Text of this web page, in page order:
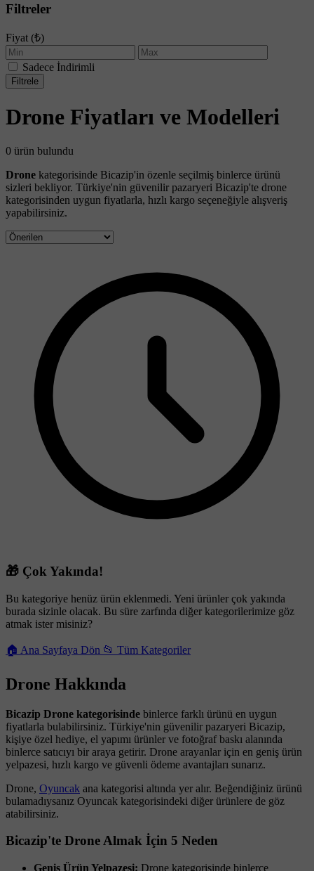
Filtreler
Fiyat (₺)
Sadece İndirimli
Filtrele
Drone Fiyatları ve Modelleri
0 ürün bulundu
Drone kategorisinde Bicazip'in özenle seçilmiş binlerce ürünü
sizleri bekliyor. Türkiye'nin güvenilir pazaryeri Bicazip'te drone
kategorisinden uygun fiyatlarla, hızlı kargo seçeneğiyle alışveriş
yapabilirsiniz.
🎁 Çok Yakında!
Bu kategoriye henüz ürün eklenmedi. Yeni ürünler çok yakında
burada sizinle olacak. Bu süre zarfında diğer kategorilerimize göz
atmak ister misiniz?
🏠 Ana Sayfaya Dön 📂 Tüm Kategoriler
Drone Hakkında
Bicazip Drone kategorisinde binlerce farklı ürünü en uygun
fiyatlarla bulabilirsiniz. Türkiye'nin güvenilir pazaryeri Bicazip,
kişiye özel hediye, el yapımı ürünler ve fotoğraf baskı alanında
binlerce satıcıyı bir araya getirir. Drone arayanlar için en geniş ürün
yelpazesi, hızlı kargo ve güvenli ödeme avantajları sunarız.
Drone, Oyuncak ana kategorisi altında yer alır. Beğendiğiniz ürünü
bulamadıysanız Oyuncak kategorisindeki diğer ürünlere de göz
atabilirsiniz.
Bicazip'te Drone Almak İçin 5 Neden
Geniş Ürün Yelpazesi: Drone kategorisinde binlerce